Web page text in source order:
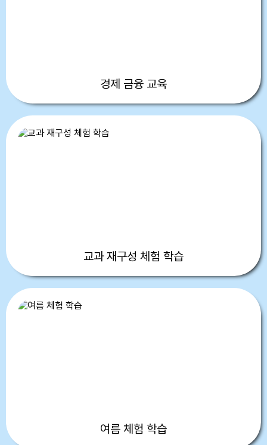
경제 금융 교육
교과 재구성 체험 학습
여름 체험 학습